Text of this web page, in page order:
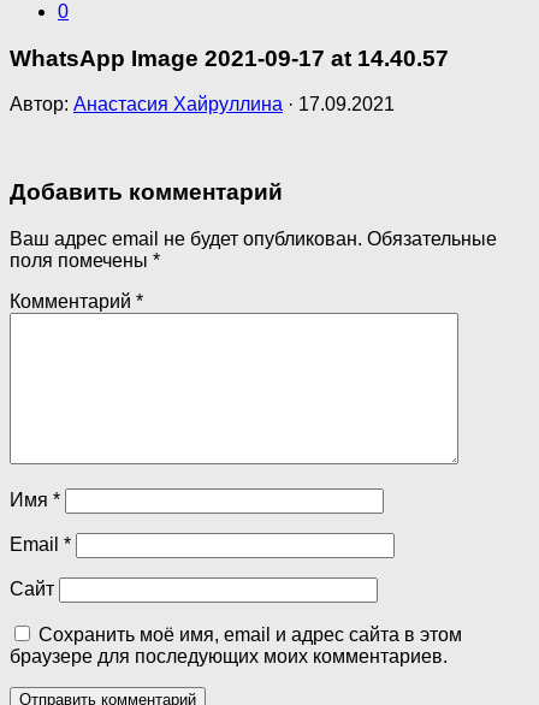
0
WhatsApp Image 2021-09-17 at 14.40.57
Автор: Анастасия Хайруллина · 17.09.2021
Добавить комментарий
Ваш адрес email не будет опубликован. Обязательные
поля помечены *
Комментарий *
Имя *
Email *
Сайт
Сохранить моё имя, email и адрес сайта в этом
браузере для последующих моих комментариев.